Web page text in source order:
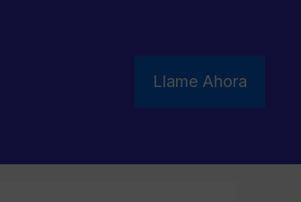
Llame Ahora